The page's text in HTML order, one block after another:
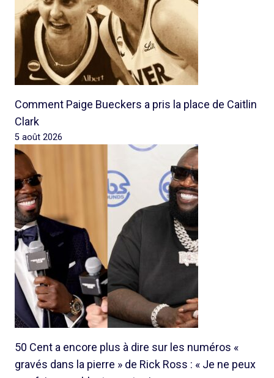
Comment Paige Bueckers a pris la place de Caitlin
Clark
5 août 2026
50 Cent a encore plus à dire sur les numéros «
gravés dans la pierre » de Rick Ross : « Je ne peux